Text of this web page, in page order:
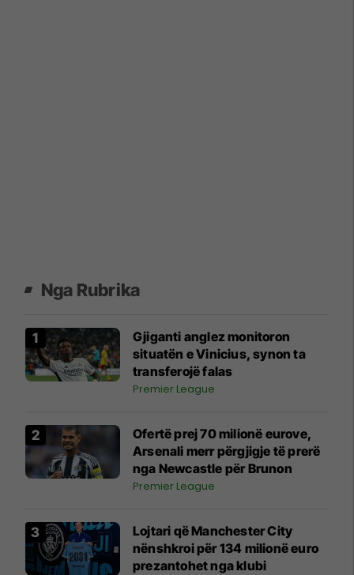
Nga Rubrika
Gjiganti anglez monitoron
situatën e Vinicius, synon ta
transferojë falas
Premier League
Ofertë prej 70 milionë eurove,
Arsenali merr përgjigje të prerë
nga Newcastle për Brunon
Premier League
Lojtari që Manchester City
nënshkroi për 134 milionë euro
prezantohet nga klubi